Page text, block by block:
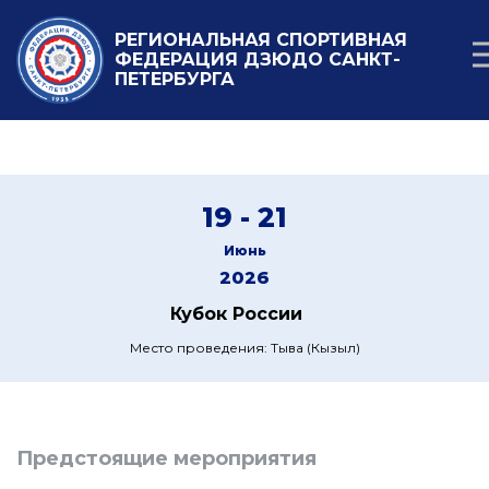
РЕГИОНАЛЬНАЯ СПОРТИВНАЯ
ФЕДЕРАЦИЯ ДЗЮДО САНКТ-
ПЕТЕРБУРГА
19 - 21
Июнь
2026
Кубок России
Место проведения: Тыва (Кызыл)
Предстоящие мероприятия